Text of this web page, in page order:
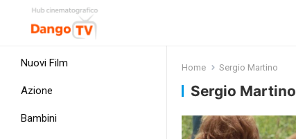
Nuovi Film
Azione
Bambini
Home Sergio Martino
Sergio Martino